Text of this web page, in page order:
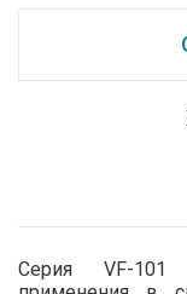
Серия VF-101